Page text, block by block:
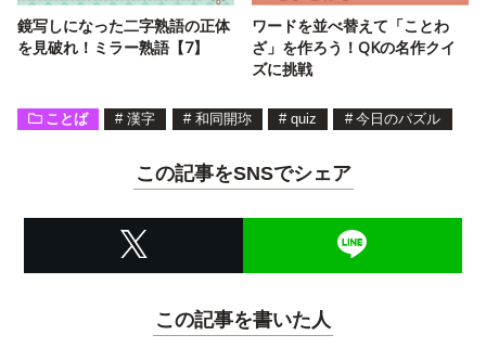
鏡写しになった二字熟語の正体
を見破れ！ミラー熟語【7】
ワードを並べ替えて「ことわ
ざ」を作ろう！QKの名作クイ
ズに挑戦
ことば # 漢字 # 和同開珎 # quiz # 今日のパズル
この記事をSNSでシェア
この記事を書いた人